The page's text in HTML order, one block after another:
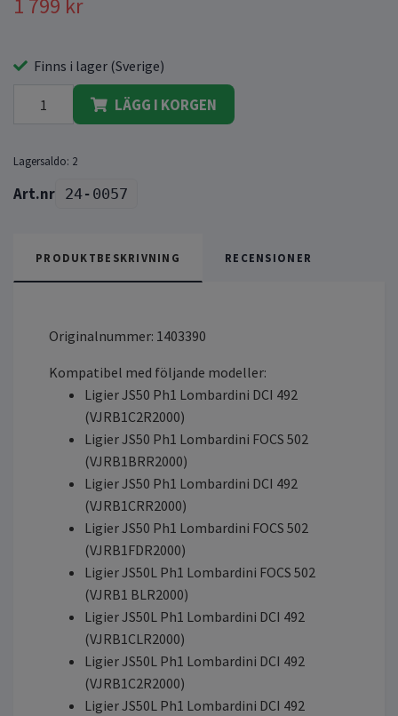
1 799 kr
Finns i lager (Sverige)
LÄGG I KORGEN
Lagersaldo: 2
24-0057
PRODUKTBESKRIVNING RECENSIONER
Originalnummer: 1403390
Kompatibel med följande modeller:
Ligier JS50 Ph1 Lombardini DCI 492
(VJRB1C2R2000)
Ligier JS50 Ph1 Lombardini FOCS 502
(VJRB1BRR2000)
Ligier JS50 Ph1 Lombardini DCI 492
(VJRB1CRR2000)
Ligier JS50 Ph1 Lombardini FOCS 502
(VJRB1FDR2000)
Ligier JS50L Ph1 Lombardini FOCS 502
(VJRB1 BLR2000)
Ligier JS50L Ph1 Lombardini DCI 492
(VJRB1CLR2000)
Ligier JS50L Ph1 Lombardini DCI 492
(VJRB1C2R2000)
Ligier JS50L Ph1 Lombardini DCI 492